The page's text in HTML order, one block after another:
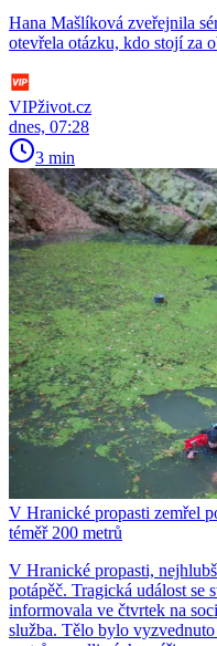
Hana Mašlíková zveřejnila
otevřela otázku, kdo stojí za
VIPživot.cz
dnes, 07:28
3 min
V Hranické propasti zemřel
téměř 200 metrů
V Hranické propasti,
potápěč. Tragická událost se
informovala ve čtvrtek na
služba. Tělo bylo